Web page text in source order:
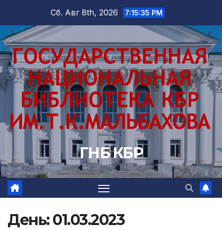
содержимому
Сб. Авг 8th, 2026 7:15:36 PM
ГНБ КБР
День:01.03.2023